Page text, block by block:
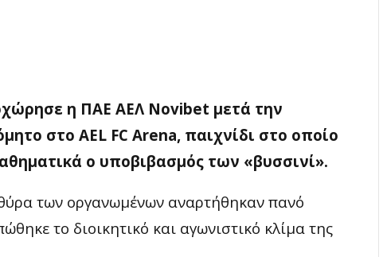
η ΠΑΕ ΑΕΛ Νοvibet μετά την
στο AEL FC Arena, παιχνίδι στο οποίο
ο υποβιβασμός των «βυσσινί».
των οργανωμένων αναρτήθηκαν πανό
το διοικητικό και αγωνιστικό κλίμα της